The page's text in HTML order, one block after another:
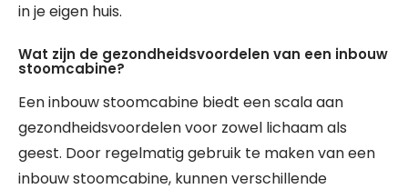
in je eigen huis.
Wat zijn de gezondheidsvoordelen van een inbouw
stoomcabine?
Een inbouw stoomcabine biedt een scala aan
gezondheidsvoordelen voor zowel lichaam als
geest. Door regelmatig gebruik te maken van een
inbouw stoomcabine, kunnen verschillende